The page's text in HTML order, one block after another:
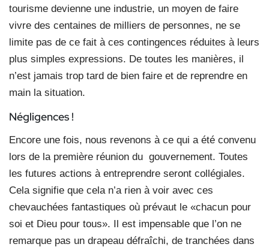
tourisme devienne une industrie, un moyen de faire
vivre des centaines de milliers de personnes, ne se
limite pas de ce fait à ces contingences réduites à leurs
plus simples expressions. De toutes les manières, il
n’est jamais trop tard de bien faire et de reprendre en
main la situation.
Négligences !
Encore une fois, nous revenons à ce qui a été convenu
lors de la première réunion du gouvernement. Toutes
les futures actions à entreprendre seront collégiales.
Cela signifie que cela n’a rien à voir avec ces
chevauchées fantastiques où prévaut le «chacun pour
soi et Dieu pour tous». Il est impensable que l’on ne
remarque pas un drapeau défraîchi, de tranchées dans